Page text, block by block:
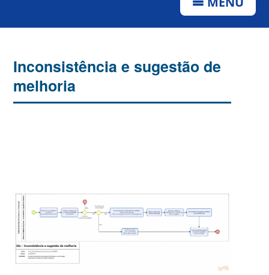
Inconsistência e sugestão de
melhoria